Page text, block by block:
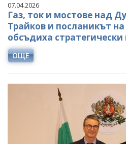
07.04.2026
Газ, ток и мостове над
Трайков и посланикът
обсъдиха стратегически
ОЩЕ